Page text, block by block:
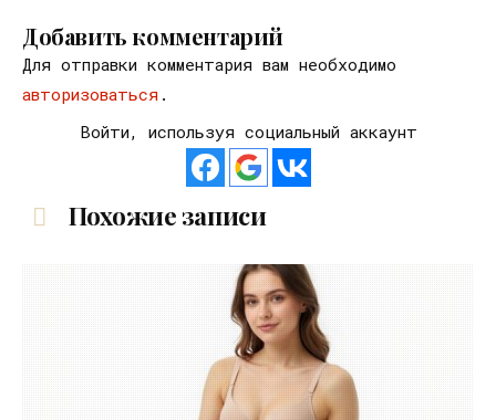
Добавить комментарий
Для отправки комментария вам необходимо
авторизоваться .
Войти, используя социальный аккаунт
Похожие записи